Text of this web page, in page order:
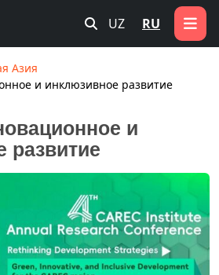
UZ RU
Азия
и инклюзивное развитие
и
развитие